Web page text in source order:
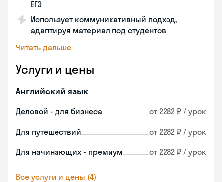
ЕГЭ
Использует коммуникативный подход,
адаптируя материал под студентов
Читать дальше
Услуги и цены
Английский язык
Деловой - для бизнеса от 2282 ₽ / урок
Для путешествий от 2282 ₽ / урок
Для начинающих - премиум от 2282 ₽ / урок
Все услуги и цены (4)